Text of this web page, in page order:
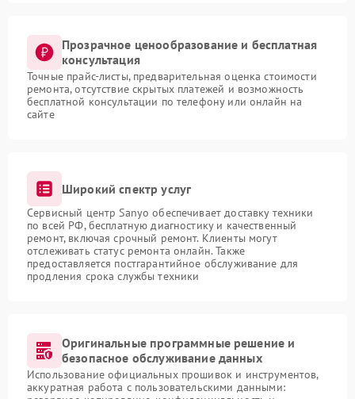
Прозрачное ценообразование и бесплатная
консультация
Точные прайс-листы, предварительная оценка стоимости
ремонта, отсутствие скрытых платежей и возможность
бесплатной консультации по телефону или онлайн на
сайте
Широкий спектр услуг
Сервисный центр Sanyo обеспечивает доставку техники
по всей РФ, бесплатную диагностику и качественный
ремонт, включая срочный ремонт. Клиенты могут
отслеживать статус ремонта онлайн. Также
предоставляется постгарантийное обслуживание для
продления срока службы техники
Оригинальные программные решение и
безопасное обслуживание данных
Использование официальных прошивок и инструментов,
аккуратная работа с пользовательскими данными: